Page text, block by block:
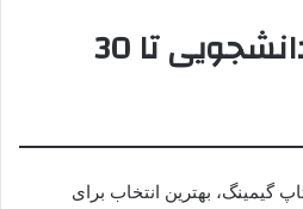
بهترین لپ تاپ دانشجویی تا 30
گیمینگ، بهترین انتخاب برای